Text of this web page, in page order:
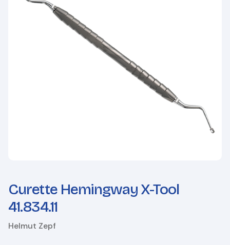
Curette Hemingway X-Tool
41.834.11
Helmut Zepf